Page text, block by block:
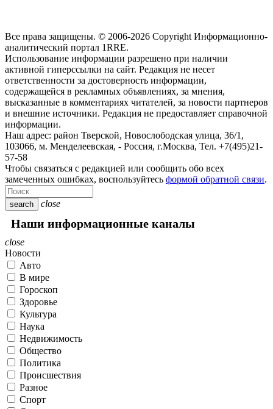
Все права защищены. © 2006-2026 Copyright Информационно-
аналитический портал 1RRE.
Использование информации разрешено при наличии
активной гиперссылки на сайт. Редакция не несет
ответственности за достоверность информации,
содержащейся в рекламных объявлениях, за мнения,
высказанные в комментариях читателей, за новости партнеров
и внешние источники. Редакция не предоставляет справочной
информации.
Наш адрес: район Тверской, Новослободская улица, 36/1 ,
103066, м. Менделеевская, - Россия, г.Москва, Тел. +7(495)21-
57-58
Чтобы связаться с редакцией или сообщить обо всех
замеченных ошибках, воспользуйтесь формой обратной связи.
search close
Наши информационные каналы
close
Новости
Авто
В мире
Гороскоп
Здоровье
Культура
Наука
Недвижимость
Общество
Политика
Происшествия
Разное
Спорт